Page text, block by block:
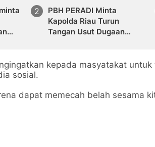
PBH PERADI Minta
Kapolda Riau Turun
Tangan Usut Dugaan
kepada masyatakat
sosial.
dapat memecah belah sesama